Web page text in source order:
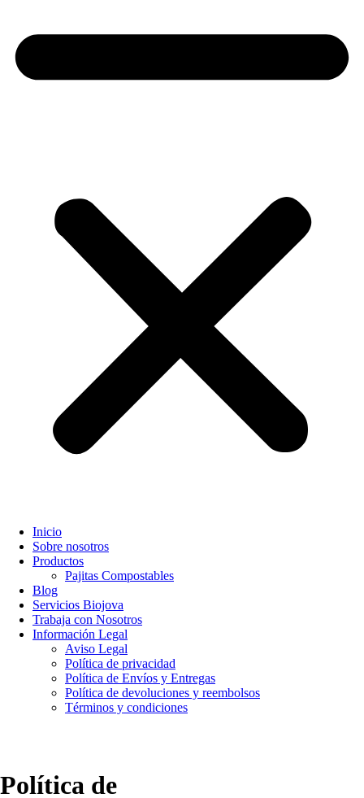
Inicio
Sobre nosotros
Productos
Pajitas Compostables
Blog
Servicios Biojova
Trabaja con Nosotros
Información Legal
Aviso Legal
Política de privacidad
Política de Envíos y Entregas
Política de devoluciones y reembolsos
Términos y condiciones
Política de